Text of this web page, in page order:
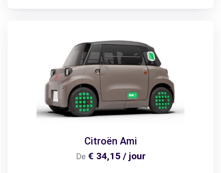
Citroën Ami
De € 34,15 / jour